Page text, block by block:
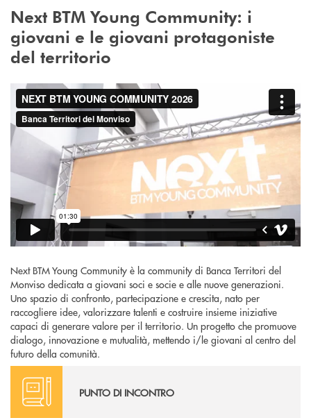
Next BTM Young Community: i
giovani e le giovani protagoniste
del territorio
Next BTM Young Community è la community di Banca Territori del
Monviso dedicata a giovani soci e socie e alle nuove generazioni.
Uno spazio di confronto, partecipazione e crescita, nato per
raccogliere idee, valorizzare talenti e costruire insieme iniziative
capaci di generare valore per il territorio. Un progetto che promuove
dialogo, innovazione e mutualità, mettendo i/le giovani al centro del
futuro della comunità.
PUNTO DI INCONTRO